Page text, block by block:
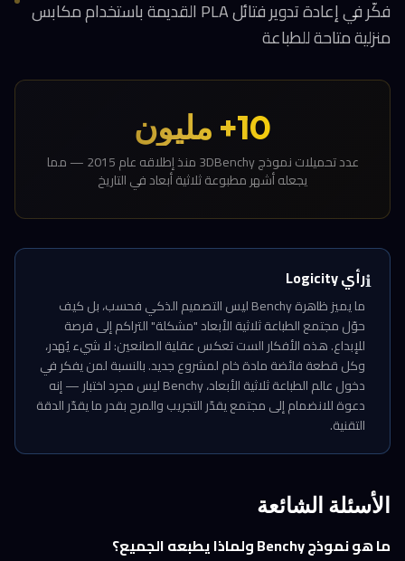
فكّر في إعادة تدوير فتائل PLA القديمة باستخدام مكابس
منزلية متاحة للطباعة
10+ مليون
عدد تحميلات نموذج 3DBenchy منذ إطلاقه عام 2015 — مما
يجعله أشهر مطبوعة ثلاثية أبعاد في التاريخ
ℹ️رأي Logicity
ما يميز ظاهرة Benchy ليس التصميم الذكي فحسب، بل كيف
حوّل مجتمع الطباعة ثلاثية الأبعاد "مشكلة" التراكم إلى فرصة
للإبداع. هذه الأفكار الست تعكس عقلية الصانعين: لا شيء يُهدر،
وكل قطعة فائضة مادة خام لمشروع جديد. بالنسبة لمن يفكر في
دخول عالم الطباعة ثلاثية الأبعاد، Benchy ليس مجرد اختبار — إنه
دعوة للانضمام إلى مجتمع يقدّر التجريب والمرح بقدر ما يقدّر الدقة
التقنية.
الأسئلة الشائعة
ما هو نموذج Benchy ولماذا يطبعه الجميع؟